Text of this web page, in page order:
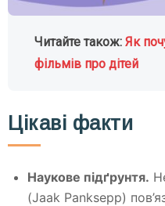
Читайте також:Як
фільмів про дітей
Цікаві факти
Наукове підґрунтя.
(Jaak Panksepp)